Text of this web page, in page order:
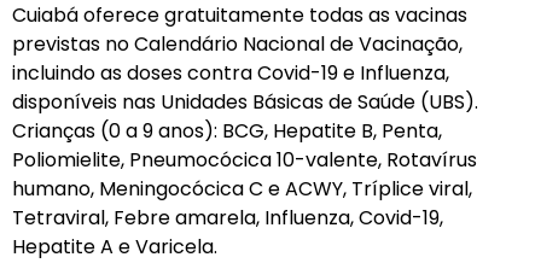
Cuiabá oferece gratuitamente todas as vacinas
previstas no Calendário Nacional de Vacinação,
incluindo as doses contra Covid-19 e Influenza,
disponíveis nas Unidades Básicas de Saúde (UBS).
Crianças (0 a 9 anos): BCG, Hepatite B, Penta,
Poliomielite, Pneumocócica 10-valente, Rotavírus
humano, Meningocócica C e ACWY, Tríplice viral,
Tetraviral, Febre amarela, Influenza, Covid-19,
Hepatite A e Varicela.